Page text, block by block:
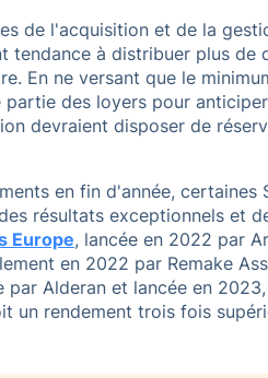
de l'acquisition et de la
tendance à distribuer plus de
En ne versant que le
des loyers pour
devraient disposer de
en fin d'année, certaines
résultats exceptionnels et
Europe, lancée en 2022 par
en 2022 par Remake
par Alderan et lancée en
un rendement trois fois